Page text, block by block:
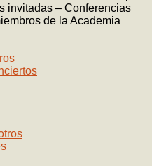
invitadas – Conferencias
de la Academia